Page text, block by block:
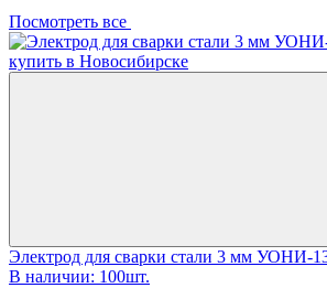
Посмотреть все
Электрод для сварки стали 3 мм УОНИ-
В наличии: 100шт.